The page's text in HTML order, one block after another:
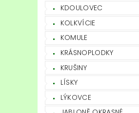
KDOULOVEC
KOLKVÍCIE
KOMULE
KRÁSNOPLODKY
KRUŠINY
LÍSKY
LÝKOVCE